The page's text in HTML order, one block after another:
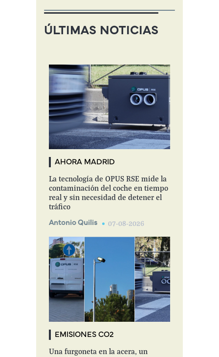
ÚLTIMAS NOTICIAS
AHORA MADRID
La tecnología de OPUS RSE mide la
contaminación del coche en tiempo
real y sin necesidad de detener el
tráfico
Antonio Quilis 07-08-2026
EMISIONES CO2
Una furgoneta en la acera, un